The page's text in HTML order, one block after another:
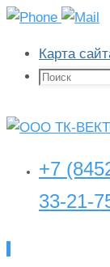
Карта
Поиск:
+7
33-21-